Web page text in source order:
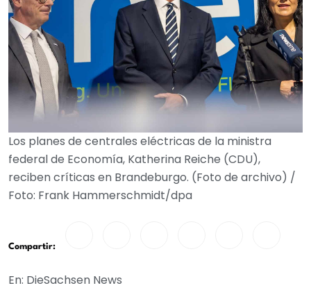
Los planes de centrales eléctricas de la ministra
federal de Economía, Katherina Reiche (CDU),
reciben críticas en Brandeburgo. (Foto de archivo) /
Foto: Frank Hammerschmidt/dpa
Compartir:
En: DieSachsen News